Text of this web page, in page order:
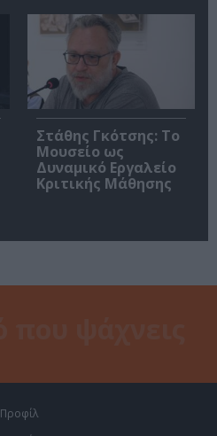
Στάθης Γκότσης: Το
Μουσείο ως
Δυναμικό Εργαλείο
Κριτικής Μάθησης
Προφίλ